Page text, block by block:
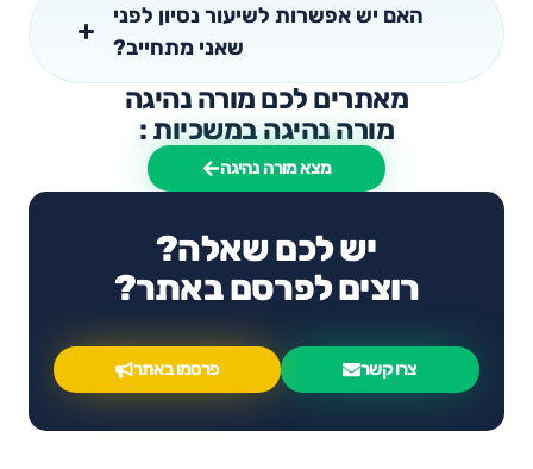
האם יש אפשרות לשיעור נסיון לפני
שאני מתחייב?
מאתרים לכם מורה נהיגה
מורה נהיגה במשכיות :
מצא מורה נהיגה
יש לכם שאלה?
רוצים לפרסם באתר?
צרו קשר פרסמו באתר